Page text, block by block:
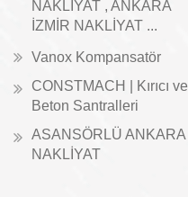
NAKLİYAT , ANKARA
İZMİR NAKLİYAT ...
Vanox Kompansatör
CONSTMACH | Kırıcı ve
Beton Santralleri
ASANSÖRLÜ ANKARA
NAKLİYAT